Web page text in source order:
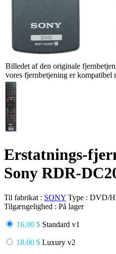
Billedet af den originale
vores fjernbetjening er kompatibel
Erstatnings-
Sony RDR-
Til fabrikat : SONY Type : DVD/
Tilgængelighed : På lager
16.00 $ Standard v1
18.00 $ Luxury v2